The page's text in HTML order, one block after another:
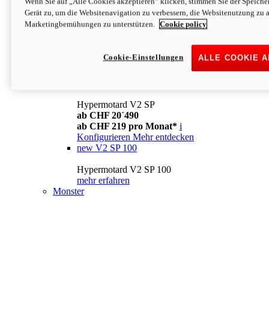
Konfigurieren Mehr entdecken
newV2
ab CHF 169 pro Monat* i
Mehr entdecken
Hypermotard V2 SP
ab CHF 20´490
ab CHF 219 pro Monat* i
Konfigurieren Mehr entdecken
new V2 SP 100
Hypermotard V2 SP 100
mehr erfahren
Monster
Gerät zu, um die Websitenavigation zu verbessern, die Websitenutzung zu
Marketingbemühungen zu unterstützen.
Cookie policy
ALLE COOKIE
Cookie-Einstellungen